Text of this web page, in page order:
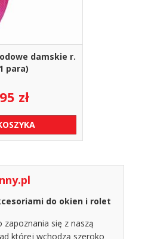
damskie r.
para)
zł
do okien i rolet
zapoznania się z naszą
której wchodzą szeroko